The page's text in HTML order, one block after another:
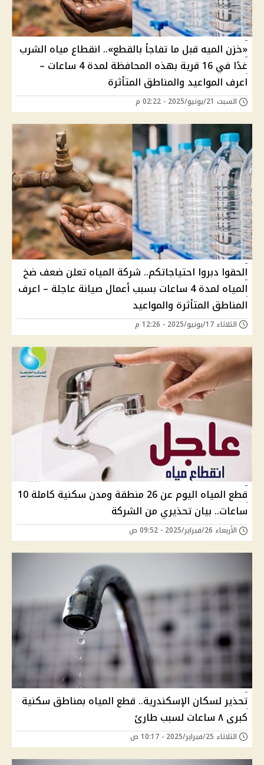
«خزن الميه قبل ما تفاجأ بالقطع».. انقطاع مياه الشرب
غدًا في 16 قرية بهذه المحافظة لمدة 4 ساعات –
اعرف المواعيد والمناطق المتأثرة
السبت 21/يونيو/2025 - 02:22 م
الحقوا دبروا احتياجاتكم.. شركة المياه تعلن ضعف ضخ
المياه لمدة 4 ساعات بسبب أعمال صيانة عاجلة – اعرف
المناطق المتأثرة والمواعيد
الثلاثاء 17/يونيو/2025 - 12:26 م
قطع المياه اليوم عن 26 منطقة ومدن سكنية كاملة 10
ساعات.. بيان تحذيري من الشركة
الأربعاء 26/فبراير/2025 - 09:52 ص
تحذير لسكان الإسكندرية.. قطع المياه بمناطق سكنية
كبرى ٨ ساعات لسبب طارئ
الثلاثاء 25/فبراير/2025 - 10:17 ص